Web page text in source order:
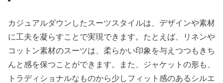
カジュアルダウンしたスーツスタイルは、デザインや素材
に工夫を凝らすことで実現できます。たとえば、リネンや
コットン素材のスーツは、柔らかい印象を与えつつもきち
んと感を保つことができます。また、ジャケットの形も、
トラディショナルなものから少しフィット感のあるシルエ